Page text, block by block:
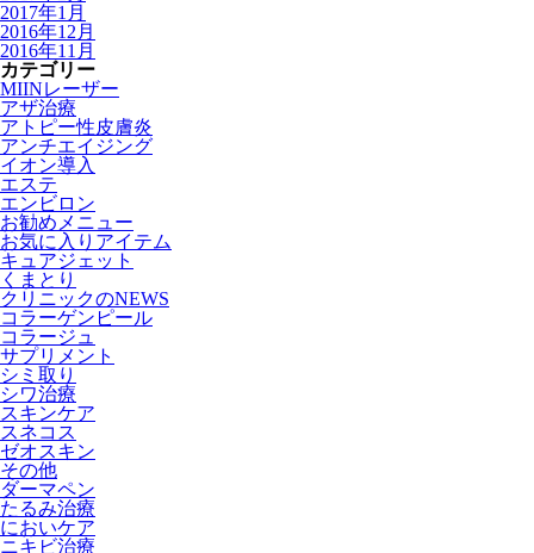
2017年1月
2016年12月
2016年11月
カテゴリー
MIINレーザー
アザ治療
アトピー性皮膚炎
アンチエイジング
イオン導入
エステ
エンビロン
お勧めメニュー
お気に入りアイテム
キュアジェット
くまとり
クリニックのNEWS
コラーゲンピール
コラージュ
サプリメント
シミ取り
シワ治療
スキンケア
スネコス
ゼオスキン
その他
ダーマペン
たるみ治療
においケア
ニキビ治療